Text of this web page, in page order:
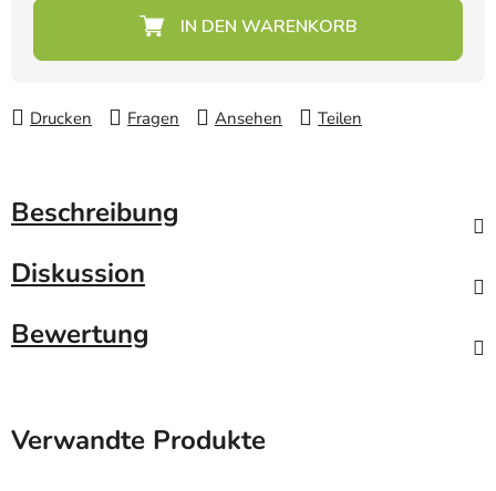
Drucken Fragen Ansehen Teilen
Beschreibung
Diskussion
Bewertung
Verwandte Produkte